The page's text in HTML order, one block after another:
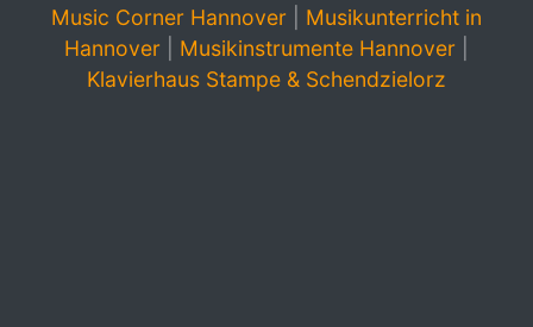
Music Corner Hannover
Musikunterricht in
Hannover
Musikinstrumente Hannover
Klavierhaus Stampe & Schendzielorz